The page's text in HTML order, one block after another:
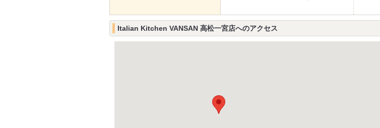
Italian Kitchen VANSAN 高松一宮店へのアクセス